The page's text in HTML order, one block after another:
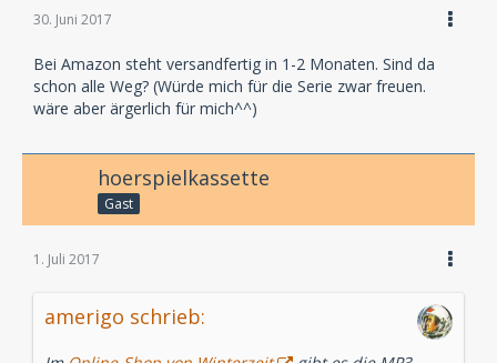
30. Juni 2017
Bei Amazon steht versandfertig in 1-2 Monaten. Sind da
schon alle Weg? (Würde mich für die Serie zwar freuen.
wäre aber ärgerlich für mich^^)
hoerspielkassette
Gast
1. Juli 2017
amerigo schrieb: